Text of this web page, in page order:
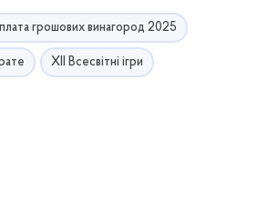
грошових винагород 2025
ХІІ Всесвітні ігри